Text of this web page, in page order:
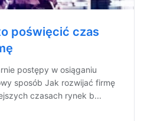
poświęcić czas
postępy w osiąganiu
sposób Jak rozwijać firmę
czasach rynek b...